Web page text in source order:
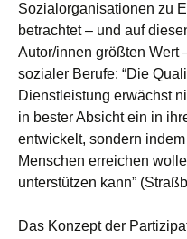
Sozialorganisationen zu
betrachtet – und auf
Autor/innen größten Wert
sozialer Berufe: “Die
Dienstleistung erwächst
in bester Absicht ein in
entwickelt, sondern
Menschen erreichen
unterstützen kann”
Das Konzept der